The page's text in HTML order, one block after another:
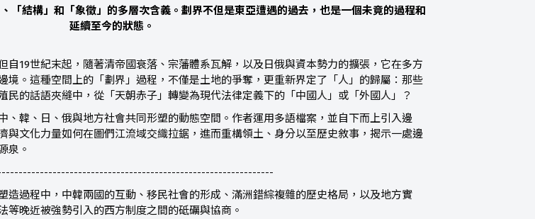
「結構」和「象徵」的多層次含義。劃界不但是東亞遭遇的過去，也是一個未竟的過程和
延續至今的狀態。
自19世紀末起，隨著清帝國衰落、宗藩體系瓦解，以及日俄與資本勢力的擴張，它在多方
境。這種空間上的「劃界」過程，不僅是土地的爭奪，更重新界定了「人」的歸屬：那些
民的話語夾縫中，從「天朝赤子」轉變為現代法律定義下的「中國人」或「外國人」？
、韓、日、俄與地方社會共同形塑的動態空間。作者運用多語檔案，並自下而上引入邊
與文化力量如何在圖們江流域交織拉鋸，進而重構領土、身分以至歷史敘事，揭示一處邊
泉。
造過程中，中韓兩國的互動、移民社會的形成、滿洲錯綜複雜的歷史格局，以及地方實
晚近被強勢引入的西方制度之間的砥礪與協商。